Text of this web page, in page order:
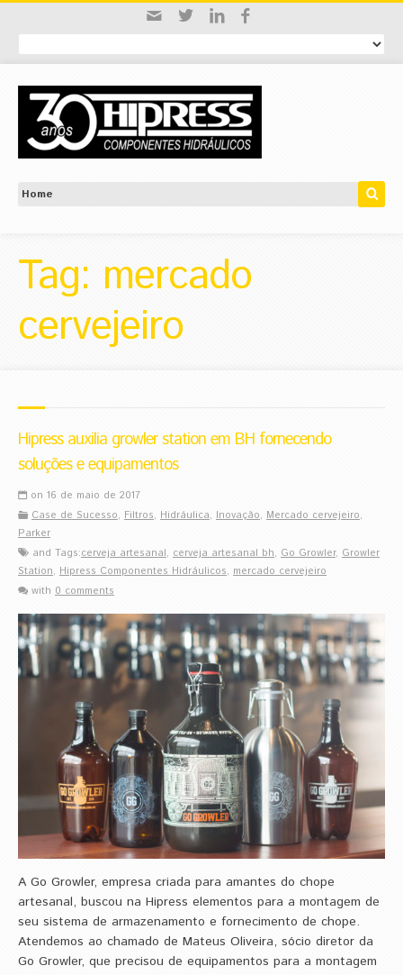
Tag: mercado
cervejeiro
Hipress auxilia growler station em BH fornecendo
soluções e equipamentos
on 16 de maio de 2017
Case de Sucesso, Filtros, Hidráulica, Inovação, Mercado cervejeiro,
Parker
and Tags:cerveja artesanal, cerveja artesanal bh, Go Growler, Growler
Station, Hipress Componentes Hidráulicos, mercado cervejeiro
with 0 comments
A Go Growler, empresa criada para amantes do chope
artesanal, buscou na Hipress elementos para a montagem de
seu sistema de armazenamento e fornecimento de chope.
Atendemos ao chamado de Mateus Oliveira, sócio diretor da
Go Growler, que precisou de equipamentos para a montagem